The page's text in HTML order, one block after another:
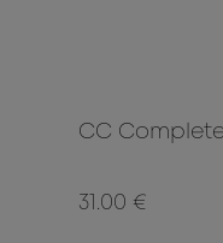
CC
31.00 €